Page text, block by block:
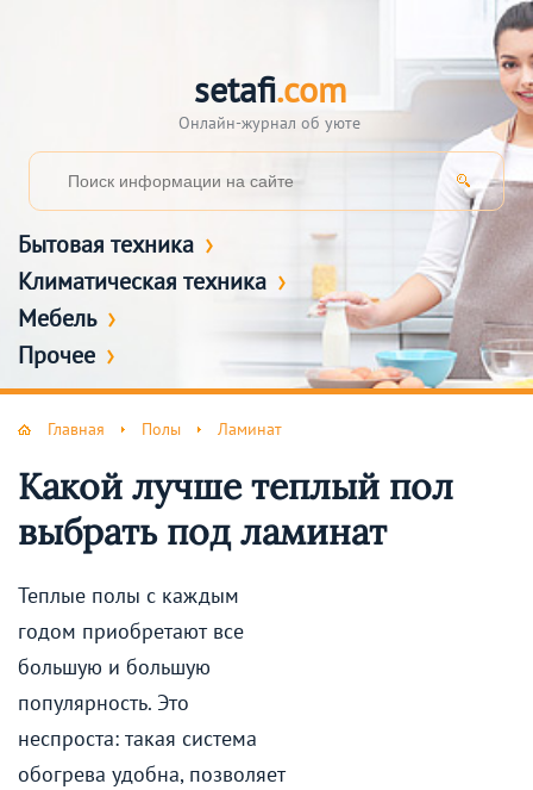
setafi.com
Онлайн-журнал об уюте
Бытовая техника
Климатическая техника
Мебель
Прочее
Главная Полы Ламинат
Какой лучше теплый пол
выбрать под ламинат
Теплые полы с каждым
годом приобретают все
большую и большую
популярность. Это
неспроста: такая система
обогрева удобна, позволяет